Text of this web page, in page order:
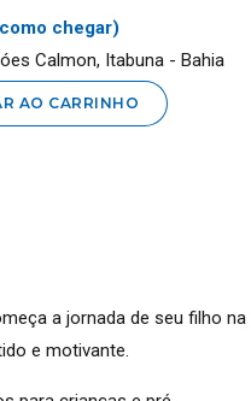
chegar)
Mendonça 811, Góes Calmon, Itabuna - Bahia
AO CARRINHO
a jornada de seu filho na
e motivante.